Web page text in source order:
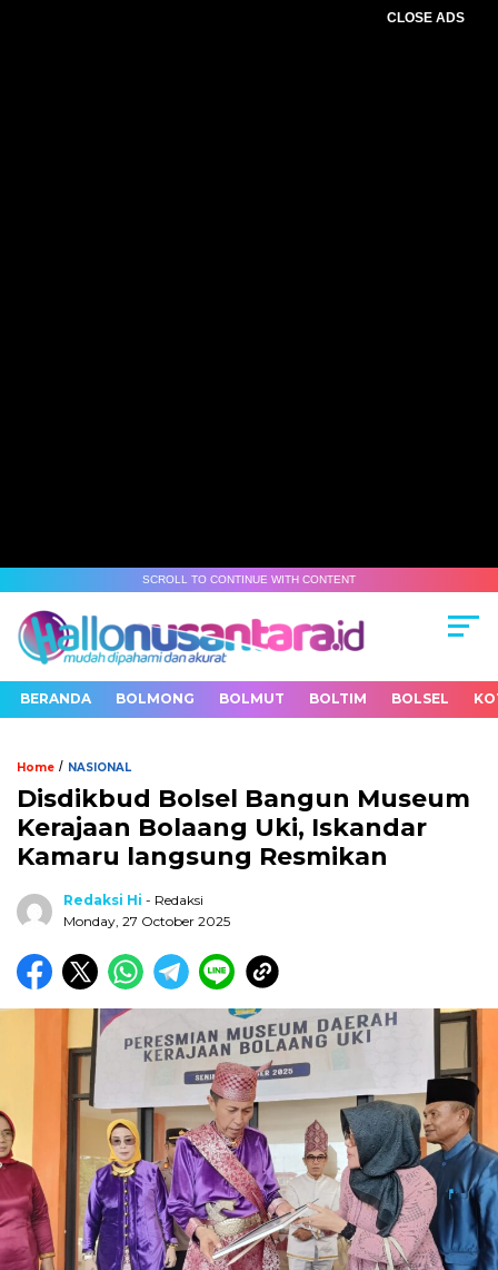
CLOSE ADS
SCROLL TO CONTINUE WITH CONTENT
BERANDA BOLMONG BOLMUT BOLTIM BOLSEL
Home / NASIONAL
Disdikbud Bolsel Bangun Museum
Kerajaan Bolaang Uki, Iskandar
Kamaru langsung Resmikan
Redaksi Hi - Redaksi
Monday, 27 October 2025